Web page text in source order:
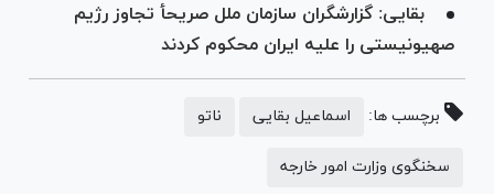
بقایی: گزارشگران سازمان ملل صریحأ تجاوز رژیم
صهیونیستی را علیه ایران محکوم کردند
برچسب ها: اسماعیل بقایی ناتو
سخنگوی وزارت امور خارجه